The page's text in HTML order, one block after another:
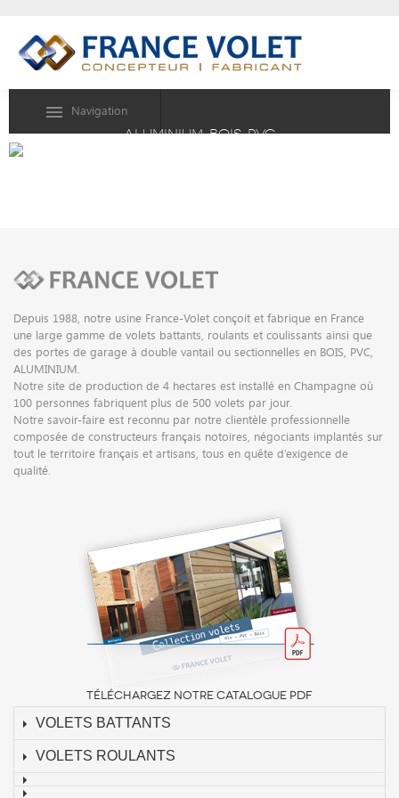
Navigation
ALUMINIUM, BOIS, PVC
Depuis 1988, notre usine France-Volet conçoit et fabrique en France
une large gamme de volets battants, roulants et coulissants ainsi que
des portes de garage à double vantail ou sectionnelles en BOIS, PVC,
ALUMINIUM.
Notre site de production de 4 hectares est installé en Champagne où
100 personnes fabriquent plus de 500 volets par jour.
Notre savoir-faire est reconnu par notre clientèle professionnelle
composée de constructeurs français notoires, négociants implantés sur
tout le territoire français et artisans, tous en quête d’exigence de
qualité.
TÉLÉCHARGEZ NOTRE CATALOGUE PDF
VOLETS BATTANTS
VOLETS ROULANTS